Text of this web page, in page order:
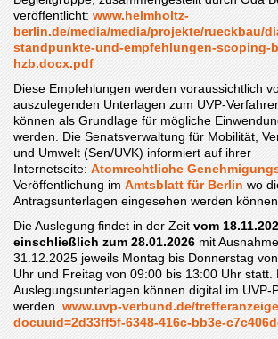
veröffentlicht: www.helmholtz-
berlin.de/media/media/projekte/rueckbau/
standpunkte-und-empfehlungen-scoping-
hzb.docx.pdf
Diese Empfehlungen werden voraussichtlich
auszulegenden Unterlagen zum UVP-
können als Grundlage für mögliche
werden. Die Senatsverwaltung für Mobilität,
und Umwelt (Sen/UVK) informiert auf ihrer
Internetseite: Atomrechtliche
Veröffentlichung im Amtsblatt für Berlin wo
Antragsunterlagen eingesehen werden
Die Auslegung findet in der Zeit vom
einschließlich zum 28.01.2026 mit
31.12.2025 jeweils Montag bis Donnerstag
Uhr und Freitag von 09:00 bis 13:00 Uhr statt.
Auslegungsunterlagen können digital im UVP-
werden. www.uvp-verbund.de/
docuuid=2d33ff5f-6348-416c-bb3e-